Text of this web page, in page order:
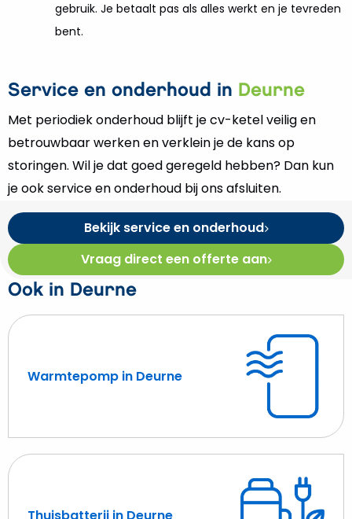
gebruik. Je betaalt pas als alles werkt en je tevreden
bent.
Service en onderhoud in Deurne
Met periodiek onderhoud blijft je cv-ketel veilig en
betrouwbaar werken en verklein je de kans op
storingen. Wil je dat goed geregeld hebben? Dan kun
je ook service en onderhoud bij ons afsluiten.
Bekijk service en onderhoud
Vraag direct een offerte aan
Ook in Deurne
Warmtepomp in Deurne
Lees
Warmtepomp
in